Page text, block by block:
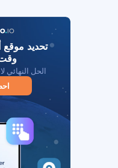
تحديد
الحل النهائي